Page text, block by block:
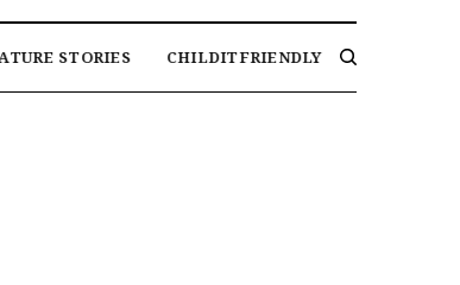
STORIES CHILDITFRIENDLY